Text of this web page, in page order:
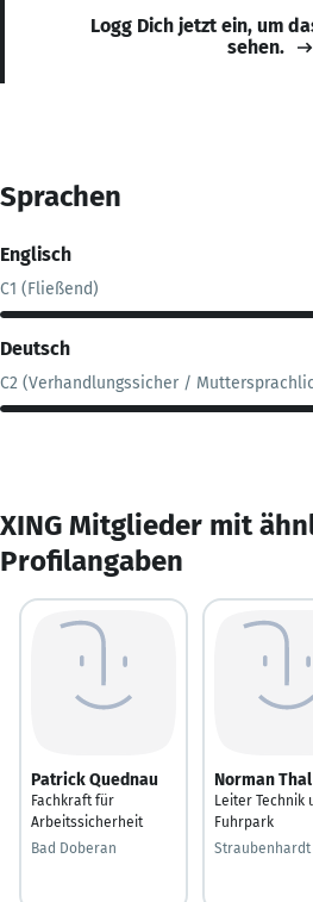
Logg Dich jetzt ein, um
sehen.
Sprachen
Englisch
C1 (Fließend)
Deutsch
C2 (Verhandlungssicher /
XING Mitglieder mit
Profilangaben
Patrick Quednau
Fachkraft für
Arbeitssicherheit
Bad Doberan
Norman Thal
Leiter Technik
Fuhrpark
Straubenhardt